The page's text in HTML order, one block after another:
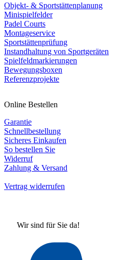
Objekt- & Sportstättenplanung
Minispielfelder
Padel Courts
Montageservice
Sportstättenprüfung
Instandhaltung von Sportgeräten
Spielfeldmarkierungen
Bewegungsboxen
Referenzprojekte
Online Bestellen
Garantie
Schnellbestellung
Sicheres Einkaufen
So bestellen Sie
Widerruf
Zahlung & Versand
Vertrag widerrufen
Wir sind für Sie da!